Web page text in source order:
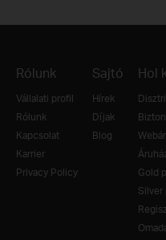
Rólunk
Vállalati profil
Rólunk
Kapcsolat
Karrier
Privacy Policy
Sajtó
Hírek
Díjak
Blog
Hol
Gold
Silver